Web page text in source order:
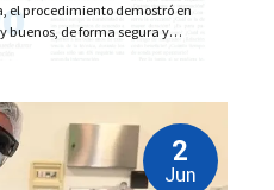
el procedimiento demostró en
buenos, de forma segura y
2
Jun